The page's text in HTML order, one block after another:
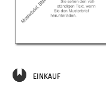
EINKAUF